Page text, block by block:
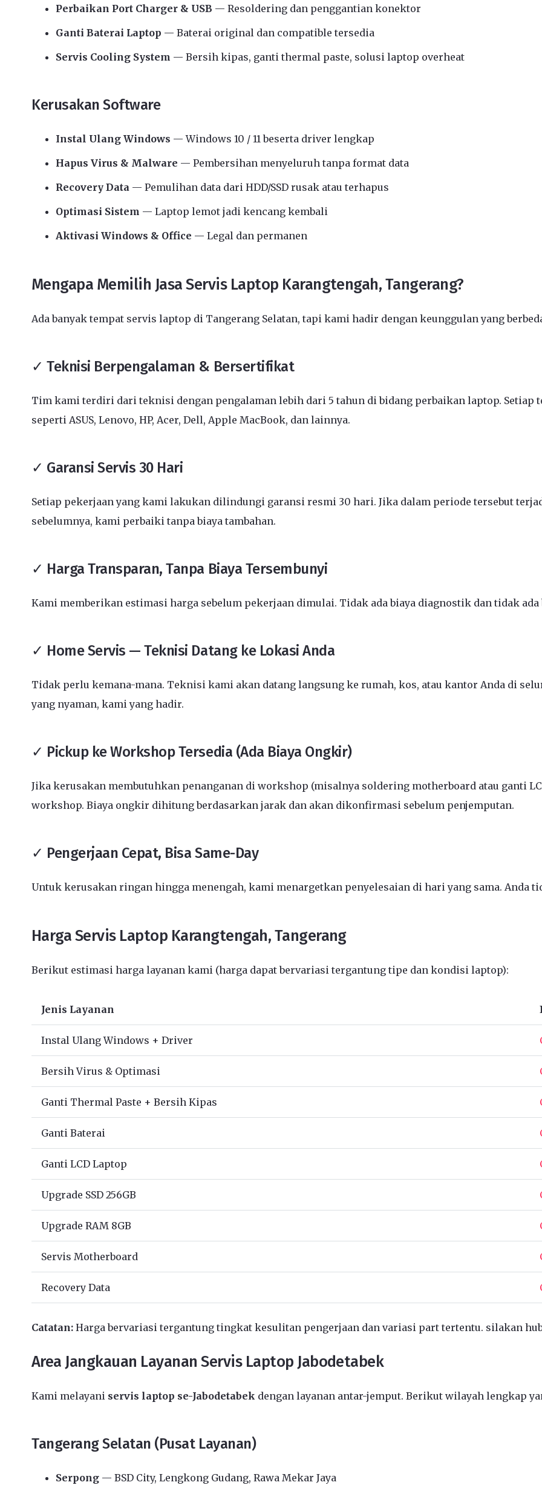
Perbaikan Port Charger & USB — Resoldering dan penggantian konektor
Ganti Baterai Laptop — Baterai original dan compatible tersedia
Servis Cooling System — Bersih kipas, ganti thermal paste, solusi laptop overheat
Kerusakan Software
Instal Ulang Windows — Windows 10 / 11 beserta driver lengkap
Hapus Virus & Malware — Pembersihan menyeluruh tanpa format data
Recovery Data — Pemulihan data dari HDD/SSD rusak atau terhapus
Optimasi Sistem — Laptop lemot jadi kencang kembali
Aktivasi Windows & Office — Legal dan permanen
Mengapa Memilih Jasa Servis Laptop Karangtengah, Tangerang?
Ada banyak tempat servis laptop di Tangerang Selatan, tapi kami hadir dengan keunggulan yang
✓ Teknisi Berpengalaman & Bersertifikat
Tim kami terdiri dari teknisi dengan pengalaman lebih dari 5 tahun di bidang perbaikan laptop.
seperti ASUS, Lenovo, HP, Acer, Dell, Apple MacBook, dan lainnya.
✓ Garansi Servis 30 Hari
Setiap pekerjaan yang kami lakukan dilindungi garansi resmi 30 hari. Jika dalam periode tersebut
sebelumnya, kami perbaiki tanpa biaya tambahan.
✓ Harga Transparan, Tanpa Biaya Tersembunyi
Kami memberikan estimasi harga sebelum pekerjaan dimulai. Tidak ada biaya diagnostik dan tidak
✓ Home Servis — Teknisi Datang ke Lokasi Anda
Tidak perlu kemana-mana. Teknisi kami akan datang langsung ke rumah, kos, atau kantor Anda di
yang nyaman, kami yang hadir.
✓ Pickup ke Workshop Tersedia (Ada Biaya Ongkir)
Jika kerusakan membutuhkan penanganan di workshop (misalnya soldering motherboard atau ganti
workshop. Biaya ongkir dihitung berdasarkan jarak dan akan dikonfirmasi sebelum penjemputan.
✓ Pengerjaan Cepat, Bisa Same-Day
Untuk kerusakan ringan hingga menengah, kami menargetkan penyelesaian di hari yang sama. Anda
Harga Servis Laptop Karangtengah, Tangerang
Berikut estimasi harga layanan kami (harga dapat bervariasi tergantung tipe dan kondisi laptop):
Jenis Layanan
Instal Ulang Windows + Driver
Bersih Virus & Optimasi
Ganti Thermal Paste + Bersih Kipas
Ganti Baterai
Ganti LCD Laptop
Upgrade SSD 256GB
Upgrade RAM 8GB
Servis Motherboard
Recovery Data
Catatan: Harga bervariasi tergantung tingkat kesulitan pengerjaan dan variasi part tertentu. silakan
Area Jangkauan Layanan Servis Laptop Jabodetabek
Kami melayani servis laptop se-Jabodetabek dengan layanan antar-jemput. Berikut wilayah lengkap
Tangerang Selatan (Pusat Layanan)
Serpong — BSD City, Lengkong Gudang, Rawa Mekar Jaya